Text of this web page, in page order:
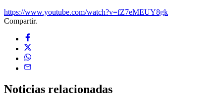
https://www.youtube.com/watch?v=fZ7eMEUY8gk
Compartir.
Noticias relacionadas